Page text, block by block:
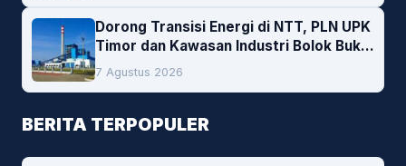
Dorong Transisi Energi di NTT, PLN UPK
Timor dan Kawasan Industri Bolok Buka
Peluang Investasi Woodchip untuk
Cofiring PLTU Bolok
7 Agustus 2026
BERITA TERPOPULER